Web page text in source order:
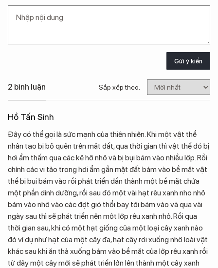
Gửi ý kiến
2 bình luận Sắp xếp theo:
Hồ Tấn Sinh
Đây có thể gọi là sức mạnh của thiên nhiên. Khi một vật thể
nhân tạo bị bỏ quên trên mặt đất, qua thời gian thì vật thể đó bị
hơi ẩm thấm qua các kẽ hở nhỏ và bị bụi bám vào nhiều lớp. Rồi
chính các vi tảo trong hơi ẩm gần mặt đất bám vào bề mặt vật
thể bị bụi bám vào rồi phát triển dần thành một bề mặt chứa
một phần dinh dưỡng, rồi sau đó một vài hạt rêu xanh nho nhỏ
bám vào nhờ vào các đợt gió thổi bay tới bám vào và qua vài
ngày sau thì sẽ phát triển nên một lớp rêu xanh nhỏ. Rồi qua
thời gian sau, khi có một hạt giống của một loại cây xanh nào
đó ví dụ như hạt của một cây đa, hạt cây rơi xuống nhờ loài vật
khác sau khi ăn thả xuống bám vào bề mặt của lớp rêu xanh rồi
từ đây một cây mới sẽ phát triển lớn lên thành một cây xanh